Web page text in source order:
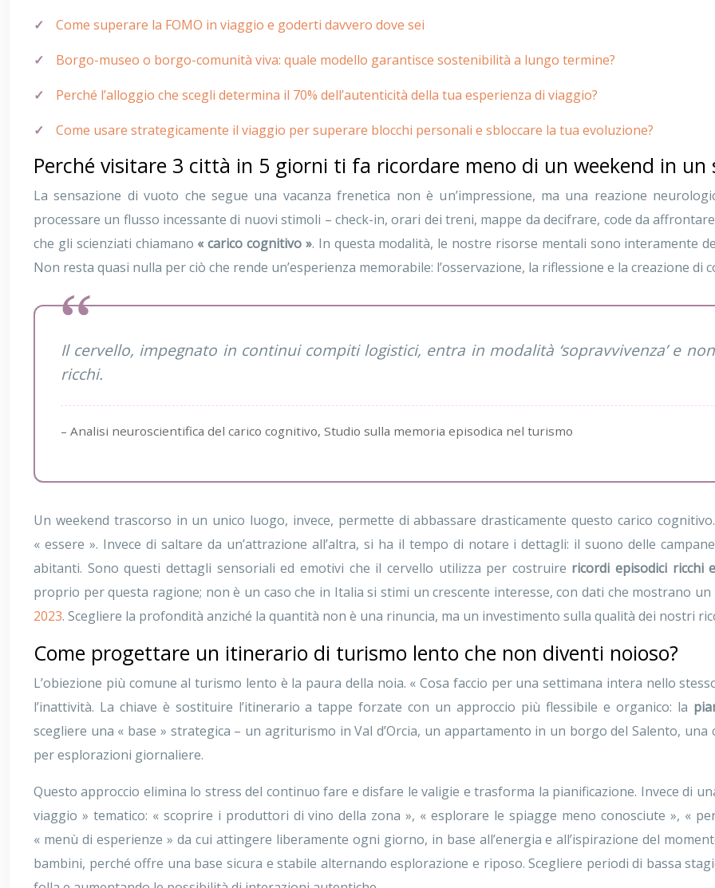
Come superare la FOMO in viaggio e goderti davvero dove sei
Borgo-museo o borgo-comunità viva: quale modello garantisce sostenibilità a lungo termine?
Perché l’alloggio che scegli determina il 70% dell’autenticità della tua esperienza di viaggio?
Come usare strategicamente il viaggio per superare blocchi personali e sbloccare la tua evoluzione?
Perché visitare 3 città in 5 giorni ti fa ricordare meno di un weekend in un
La sensazione di vuoto che segue una vacanza frenetica non è un’impressione, ma una reazione
processare un flusso incessante di nuovi stimoli – check-in, orari dei treni, mappe da decifrare, code da
che gli scienziati chiamano « carico cognitivo ». In questa modalità, le nostre risorse mentali sono interamente
Non resta quasi nulla per ciò che rende un’esperienza memorabile: l’osservazione, la riflessione e la creazione di
Il cervello, impegnato in continui compiti logistici, entra in modalità ‘sopravvivenza’ e
ricchi.
– Analisi neuroscientifica del carico cognitivo, Studio sulla memoria episodica nel turismo
Un weekend trascorso in un unico luogo, invece, permette di abbassare drasticamente questo carico
« essere ». Invece di saltare da un’attrazione all’altra, si ha il tempo di notare i dettagli: il suono delle
abitanti. Sono questi dettagli sensoriali ed emotivi che il cervello utilizza per costruire ricordi episodici ricchi
proprio per questa ragione; non è un caso che in Italia si stimi un crescente interesse, con dati che mostrano un
2023. Scegliere la profondità anziché la quantità non è una rinuncia, ma un investimento sulla qualità dei nostri
Come progettare un itinerario di turismo lento che non diventi noioso?
L’obiezione più comune al turismo lento è la paura della noia. « Cosa faccio per una settimana intera nello
l’inattività. La chiave è sostituire l’itinerario a tappe forzate con un approccio più flessibile e organico: la
scegliere una « base » strategica – un agriturismo in Val d’Orcia, un appartamento in un borgo del Salento,
per esplorazioni giornaliere.
Questo approccio elimina lo stress del continuo fare e disfare le valigie e trasforma la pianificazione. Invece di
viaggio » tematico: « scoprire i produttori di vino della zona », « esplorare le spiagge meno conosciute », «
« menù di esperienze » da cui attingere liberamente ogni giorno, in base all’energia e all’ispirazione del
bambini, perché offre una base sicura e stabile alternando esplorazione e riposo. Scegliere periodi di bassa